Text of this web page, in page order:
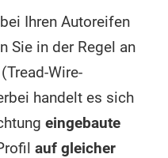
Ihren Autoreifen
Sie in der Regel an
(Tread-Wire-
handelt es sich
eingebaute
auf gleicher